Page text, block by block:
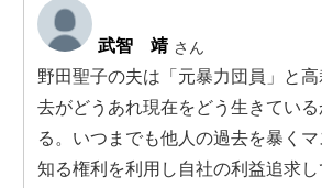
武智 靖 さん
野田聖子の夫は「元暴力団員」と
去がどうあれ現在をどう生きてい
る。いつまでも他人の過去を暴く
知る権利を利用し自社の利益追求